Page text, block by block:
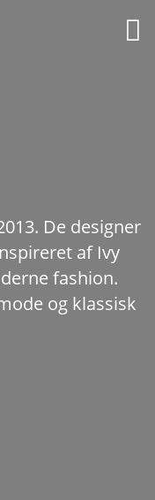

De designer
af Ivy
fashion.
og klassisk